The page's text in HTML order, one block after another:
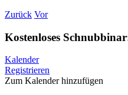
Zurück Vor
Kostenloses
Kalender
Registrieren
Zum Kalender hinzufügen